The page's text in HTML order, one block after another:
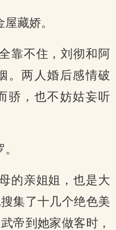
藏娇。
靠不住，刘彻和阿
。两人婚后感情破
骄，也不妨姑妄听
的亲姐姐，也是大
集了十几个绝色美
帝到她家做客时，